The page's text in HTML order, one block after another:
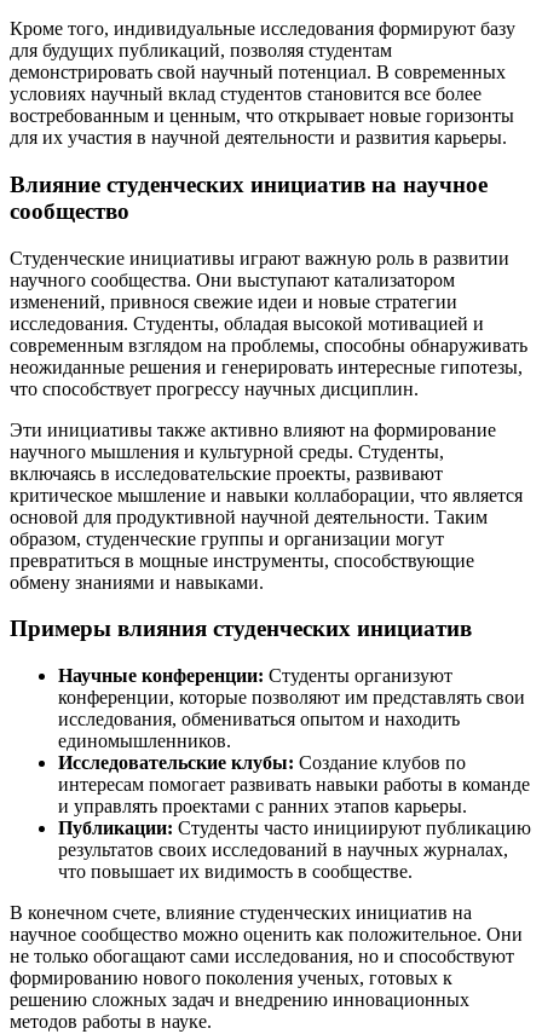
Кроме того, индивидуальные исследования формируют базу
для будущих публикаций, позволяя студентам
демонстрировать свой научный потенциал. В современных
условиях научный вклад студентов становится все более
востребованным и ценным, что открывает новые горизонты
для их участия в научной деятельности и развития карьеры.
Влияние студенческих инициатив на научное
сообщество
Студенческие инициативы играют важную роль в развитии
научного сообщества. Они выступают катализатором
изменений, привнося свежие идеи и новые стратегии
исследования. Студенты, обладая высокой мотивацией и
современным взглядом на проблемы, способны обнаруживать
неожиданные решения и генерировать интересные гипотезы,
что способствует прогрессу научных дисциплин.
Эти инициативы также активно влияют на формирование
научного мышления и культурной среды. Студенты,
включаясь в исследовательские проекты, развивают
критическое мышление и навыки коллаборации, что является
основой для продуктивной научной деятельности. Таким
образом, студенческие группы и организации могут
превратиться в мощные инструменты, способствующие
обмену знаниями и навыками.
Примеры влияния студенческих инициатив
Научные конференции: Студенты организуют
конференции, которые позволяют им представлять свои
исследования, обмениваться опытом и находить
единомышленников.
Исследовательские клубы: Создание клубов по
интересам помогает развивать навыки работы в команде
и управлять проектами с ранних этапов карьеры.
Публикации: Студенты часто инициируют публикацию
результатов своих исследований в научных журналах,
что повышает их видимость в сообществе.
В конечном счете, влияние студенческих инициатив на
научное сообщество можно оценить как положительное. Они
не только обогащают сами исследования, но и способствуют
формированию нового поколения ученых, готовых к
решению сложных задач и внедрению инновационных
методов работы в науке.